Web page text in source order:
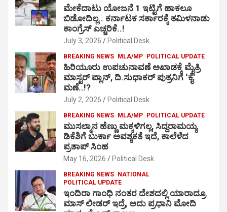
ಮೇಕೆದಾಟು ಯೋಜನೆ 1 ಇಟ್ಟಿಗೆ ಹಾಕಲೂ
ಬಿಡೋದಿಲ್ಲ.. ಕರ್ನಾಟಕ ಸರ್ಕಾರಕ್ಕೆ ತಮಿಳನಾಡು
ಕಾಂಗ್ರೆಸ್ ಎಚ್ಚರಿಕೆ..!
July 3, 2026 Political Desk
BREAKING NEWS MLA/MP POLITICAL UPDATE
ಹಿರಿಯೂರು ಉಪಚುನಾವಣೆ ಅಖಾಡಕ್ಕೆ ಮೈತ್ರಿ
ಮಾಸ್ಟರ್ ಪ್ಲಾನ್, ದಿ.ಸುಧಾಕರ್ ಪುತ್ರನಿಗೆ ‘ಕೈ’
ಮಣೆ..!?
July 2, 2026 Political Desk
BREAKING NEWS MLA/MP POLITICAL UPDATE
ಮುಸಲ್ಮಾನ ಹೆಣ್ಣು ಮಕ್ಕಳಿಗಲ್ಲ, ಸಿದ್ದರಾಮಯ್ಯ
ಡಿಕೆಶಿಗೆ ಬುರ್ಕಾ ಅವಶ್ಯಕತೆ ಇದೆ, ಕಾಲೆಳೆದ
ಪ್ರತಾಪ್ ಸಿಂಹ
May 16, 2026 Political Desk
BREAKING NEWS
NATIONAL
POLITICAL UPDATE
ಇಂದಿರಾ ಗಾಂಧಿ ನಂತರ ದೇಶದಲ್ಲಿ ಯಾರಾದ್ರೂ
ಮಾಸ್ ಲೀಡರ್ ಇದ್ರೆ, ಅದು ಪ್ರಧಾನಿ ಮೋದಿ